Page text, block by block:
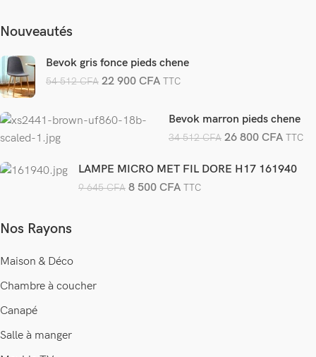
Nouveautés
Bevok gris fonce pieds chene
54 512CFA 22 900CFA TTC
Bevok marron pieds chene
34 512CFA 26 800 CFA TTC
LAMPE MICRO MET FIL DORE H17 161940
9 645CFA 8 500CFA TTC
Nos Rayons
Maison & Déco
Chambre à coucher
Canapé
Salle à manger